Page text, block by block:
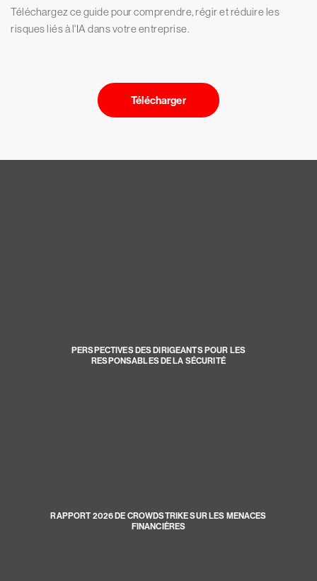
Téléchargez ce guide pour comprendre, régir et réduire les
risques liés à l'IA dans votre entreprise.
Télécharger
PERSPECTIVES DES DIRIGEANTS POUR LES
RESPONSABLES DE LA SÉCURITÉ
RAPPORT 2026 DE CROWDSTRIKE SUR LES MENACES
FINANCIÈRES